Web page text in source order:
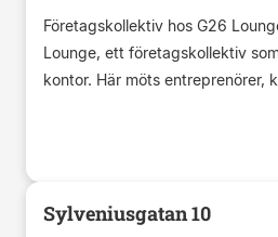
Företagskollektiv hos G26
Lounge, ett företagskollektiv
kontor. Här möts entreprenörer,
Sylveniusgatan 10